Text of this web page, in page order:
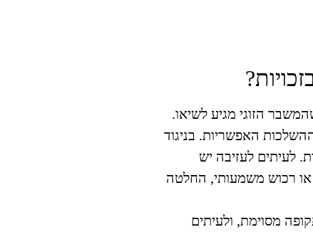
הזוגי מגיע לשיאו.
האפשריות. בניגוד
לעיתים לעזיבה יש
רכוש משמעותי, החלטה
מסוימת, ולעיתים